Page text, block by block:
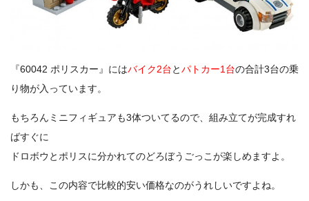
『60042 ポリスカー』にはバイク2台とパトカー1台の合計3台の乗
り物が入っています。
もちろんミニフィギュアも3体ついてるので、組み立てが完成すれ
ばすぐに
ドロボウとポリスに分かれてのどろぼうごっこが楽しめますよ。
しかも、この内容で比較的安い価格なのがうれしいですよね。